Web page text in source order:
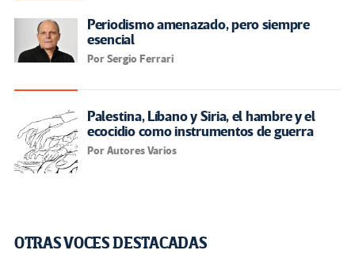
Periodismo amenazado, pero siempre
esencial
Por Sergio Ferrari
Palestina, Líbano y Siria, el hambre y el
ecocidio como instrumentos de guerra
Por Autores Varios
OTRAS VOCES DESTACADAS